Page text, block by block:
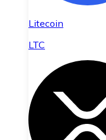
Litecoin
LTC